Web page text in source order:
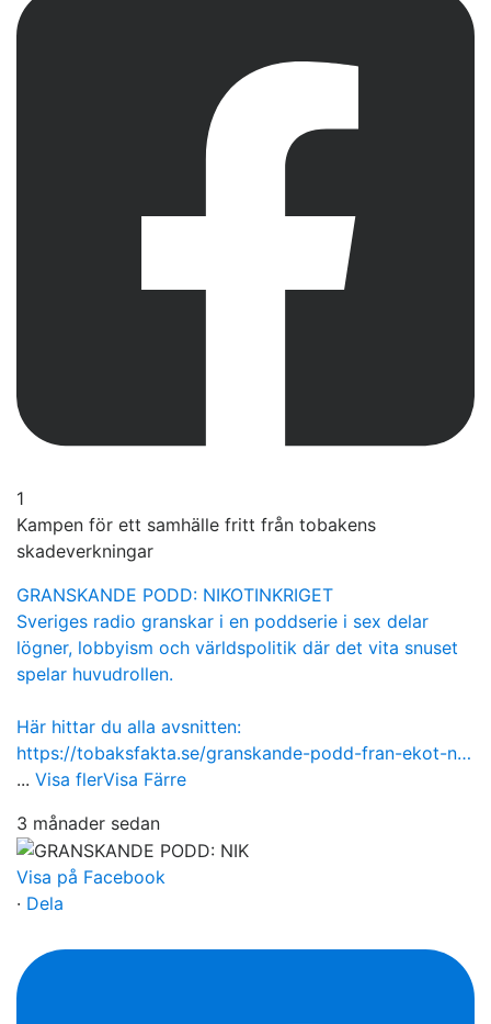
1
Kampen för ett samhälle fritt från tobakens
skadeverkningar
GRANSKANDE PODD: NIKOTINKRIGET
Sveriges radio granskar i en poddserie i sex delar
lögner, lobbyism och världspolitik där det vita snuset
spelar huvudrollen.
Här hittar du alla avsnitten:
https://tobaksfakta.se/granskande-podd-fran-ekot-n…
... Visa flerVisa Färre
3 månader sedan
Visa på Facebook
· Dela